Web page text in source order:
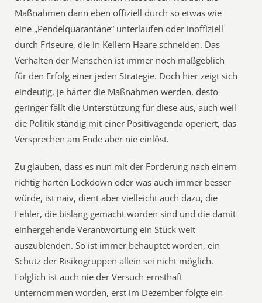
Maßnahmen dann eben offiziell durch so etwas wie
eine „Pendelquarantäne“ unterlaufen oder inoffiziell
durch Friseure, die in Kellern Haare schneiden. Das
Verhalten der Menschen ist immer noch maßgeblich
für den Erfolg einer jeden Strategie. Doch hier zeigt sich
eindeutig, je härter die Maßnahmen werden, desto
geringer fällt die Unterstützung für diese aus, auch weil
die Politik ständig mit einer Positivagenda operiert, das
Versprechen am Ende aber nie einlöst.
Zu glauben, dass es nun mit der Forderung nach einem
richtig harten Lockdown oder was auch immer besser
würde, ist naiv, dient aber vielleicht auch dazu, die
Fehler, die bislang gemacht worden sind und die damit
einhergehende Verantwortung ein Stück weit
auszublenden. So ist immer behauptet worden, ein
Schutz der Risikogruppen allein sei nicht möglich.
Folglich ist auch nie der Versuch ernsthaft
unternommen worden, erst im Dezember folgte ein